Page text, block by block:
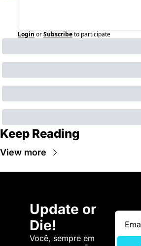
Login orSubscribeto participate
Keep Reading
View more
Update or
Die!
Você, sempre em